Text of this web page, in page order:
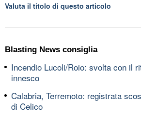
Valuta il titolo di questo articolo
Blasting News consiglia
Incendio Lucoli/Roio: svolta con il
innesco
Calabria, Terremoto: registrata
di Celico